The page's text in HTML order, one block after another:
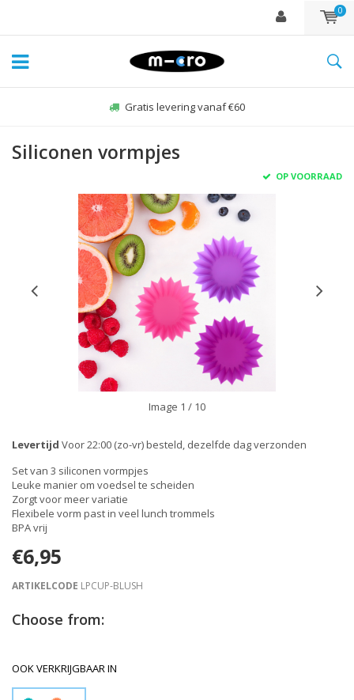
0
Gratis levering vanaf €60
Siliconen vormpjes
OP VOORRAAD
Image 1 / 10
Levertijd Voor 22:00 (zo-vr) besteld, dezelfde dag verzonden
Set van 3 siliconen vormpjes
Leuke manier om voedsel te scheiden
Zorgt voor meer variatie
Flexibele vorm past in veel lunch trommels
BPA vrij
€6,95
ARTIKELCODE LPCUP-BLUSH
Choose from:
OOK VERKRIJGBAAR IN